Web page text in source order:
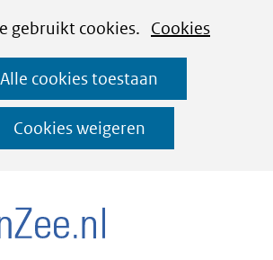
gebruikt cookies. Cookies
Alle cookies toestaan
Cookies weigeren
Ga
naar
de
inhoud